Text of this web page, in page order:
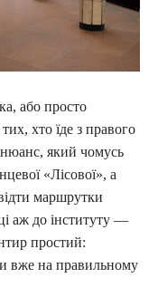
або просто
хто їде з правого
який чомусь
«Лісової», а
маршрутки
аж до інституту —
простий:
вже на правильному